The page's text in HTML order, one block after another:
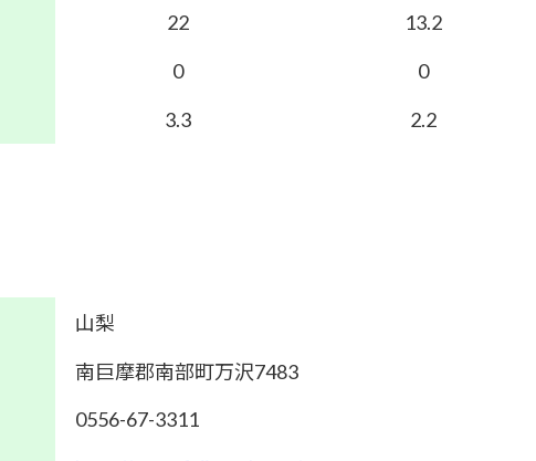
22 13.2
0 0
3.3 2.2
山梨
南巨摩郡南部町万沢7483
0556-67-3311